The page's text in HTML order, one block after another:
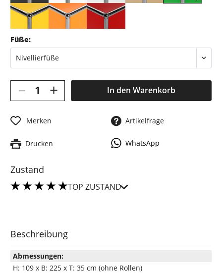
Füße:
– + In den Warenkorb
Merken Artikelfrage
Drucken WhatsApp
Zustand
TOP ZUSTAND
Beschreibung
Abmessungen:
H: 109 x B: 225 x T: 35 cm (ohne Rollen)